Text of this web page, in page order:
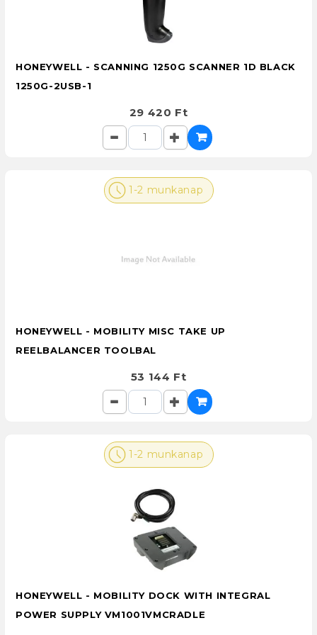
HONEYWELL - SCANNING 1250G SCANNER 1D BLACK
1250G-2USB-1
29 420 Ft
1-2 munkanap
HONEYWELL - MOBILITY MISC TAKE UP
REELBALANCER TOOLBAL
53 144 Ft
1-2 munkanap
HONEYWELL - MOBILITY DOCK WITH INTEGRAL
POWER SUPPLY VM1001VMCRADLE